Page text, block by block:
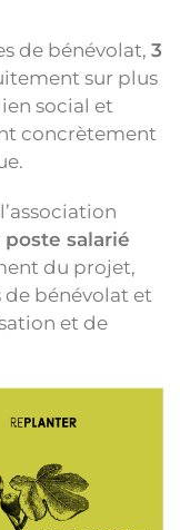
de bénévolat, 3
sur plus
social et
concrètement
salarié
du projet,
de bénévolat et
et de